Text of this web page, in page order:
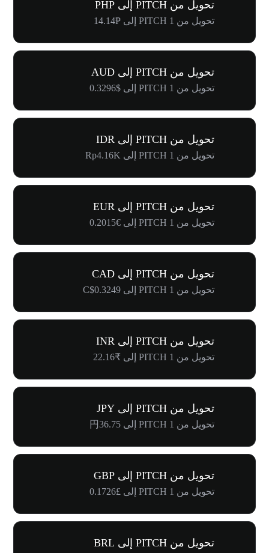
تحويل من PITCH إلى PHP
تحويل من 1 PITCH إلى ₱14.14
تحويل من PITCH إلى AUD
تحويل من 1 PITCH إلى $0.3296
تحويل من PITCH إلى IDR
تحويل من 1 PITCH إلى Rp4.16K
تحويل من PITCH إلى EUR
تحويل من 1 PITCH إلى €0.2015
تحويل من PITCH إلى CAD
تحويل من 1 PITCH إلى C$0.3249
تحويل من PITCH إلى INR
تحويل من 1 PITCH إلى ₹22.16
تحويل من PITCH إلى JPY
تحويل من 1 PITCH إلى 円36.75
تحويل من PITCH إلى GBP
تحويل من 1 PITCH إلى £0.1726
تحويل من PITCH إلى BRL